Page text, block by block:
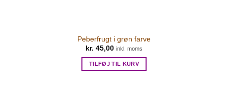
Peberfrugt i grøn farve
kr. 45,00 inkl. moms
TILFØJ TIL KURV